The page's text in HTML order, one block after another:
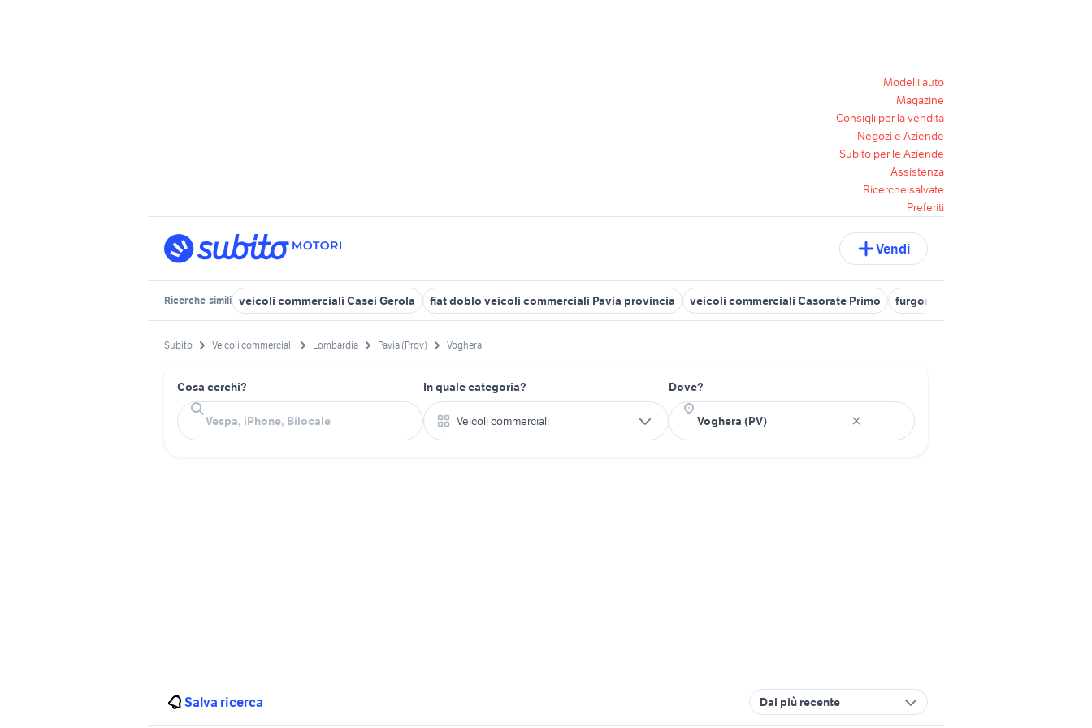
Modelli auto
Magazine
Consigli per la vendita
Negozi e Aziende
Subito per le Aziende
Assistenza
Ricerche salvate
Preferiti
Vendi
Ricerche simili veicoli commerciali Casei Gerola fiat doblo veicoli commerciali Pavia provincia veicoli commerciali Casorate Primo furgoni vigevano
Subito Veicoli commerciali Lombardia Pavia (Prov) Voghera
Cosa cerchi? In quale categoria?
Veicoli commerciali
Dove?
Salva ricerca Dal più recente